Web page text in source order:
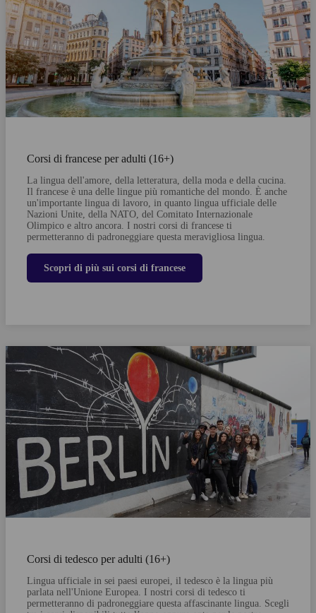
Corsi di francese per adulti (16+)
La lingua dell'amore, della letteratura, della moda e della cucina.
Il francese è una delle lingue più romantiche del mondo. È anche
un'importante lingua di lavoro, in quanto lingua ufficiale delle
Nazioni Unite, della NATO, del Comitato Internazionale
Olimpico e altro ancora. I nostri corsi di francese ti
permetteranno di padroneggiare questa meravigliosa lingua.
Scopri di più sui corsi di francese
Corsi di tedesco per adulti (16+)
Lingua ufficiale in sei paesi europei, il tedesco è la lingua più
parlata nell'Unione Europea. I nostri corsi di tedesco ti
permetteranno di padroneggiare questa affascinante lingua. Scegli